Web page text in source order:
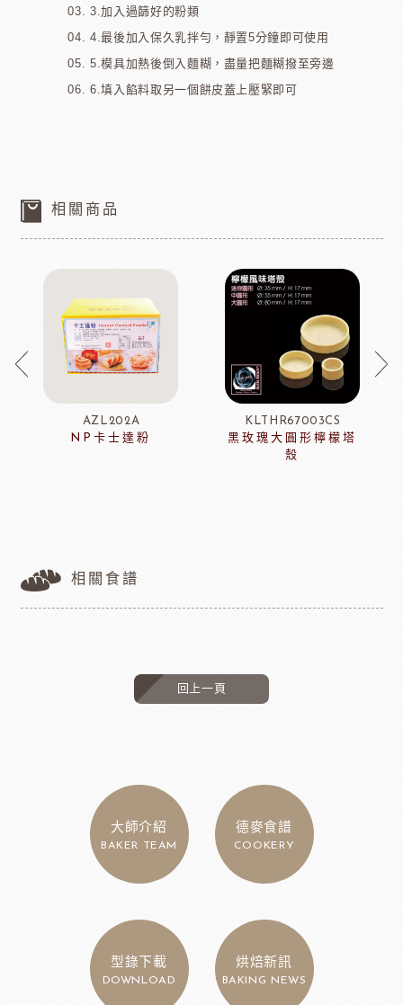
3.加入過篩好的粉類
4.最後加入保久乳拌勻，靜置5分鐘即可使用
5.模具加熱後倒入麵糊，盡量把麵糊撥至旁邊
6.填入餡料取另一個餅皮蓋上壓緊即可
相關商品
AZL202A
NP卡士達粉
KLTHR67003CS
黑玫瑰大圓形檸檬塔
殼
相關食譜
回上一頁
大師介紹
BAKER TEAM
德麥食譜
COOKERY
型錄下載
DOWNLOAD
烘焙新訊
BAKING NEWS